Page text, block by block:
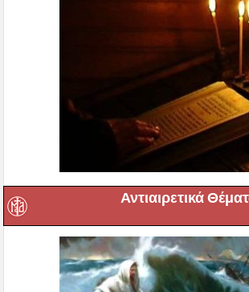
Αντιαιρετικά